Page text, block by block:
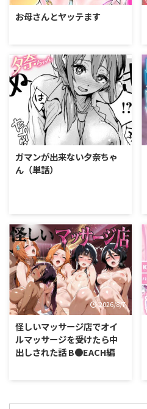
お母さんとヤッテます
2026/8/7
ガマンが出来ない夕奈ちゃ
ん（単話）
2026/8/7
怪しいマッサージ店でオイ
ルマッサージを受けたら中
出しされた話 B●EACH編